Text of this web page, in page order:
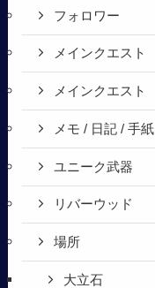
フォロワー
メインクエスト
メインクエスト
メモ / 日記 / 手紙
ユニーク武器
リバーウッド
場所
大立石